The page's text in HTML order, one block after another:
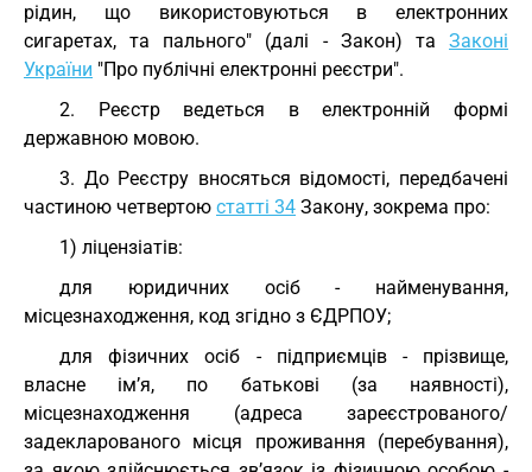
рідин, що використовуються в електронних
сигаретах, та пального" (далі - Закон) та Законі
України "Про публічні електронні реєстри".
2. Реєстр ведеться в електронній формі
державною мовою.
3. До Реєстру вносяться відомості, передбачені
частиною четвертою статті 34 Закону, зокрема про:
1) ліцензіатів:
для юридичних осіб - найменування,
місцезнаходження, код згідно з ЄДРПОУ;
для фізичних осіб - підприємців - прізвище,
власне ім’я, по батькові (за наявності),
місцезнаходження (адреса зареєстрованого/
задекларованого місця проживання (перебування),